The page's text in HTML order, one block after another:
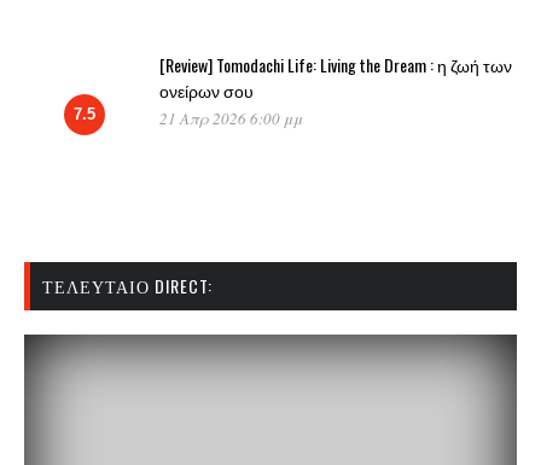
7.5
[Review] Tomodachi Life: Living the Dream : η ζωή των
ονείρων σου
21 Απρ 2026 6:00 μμ
ΤΕΛΕΥΤΑΊΟ DIRECT: